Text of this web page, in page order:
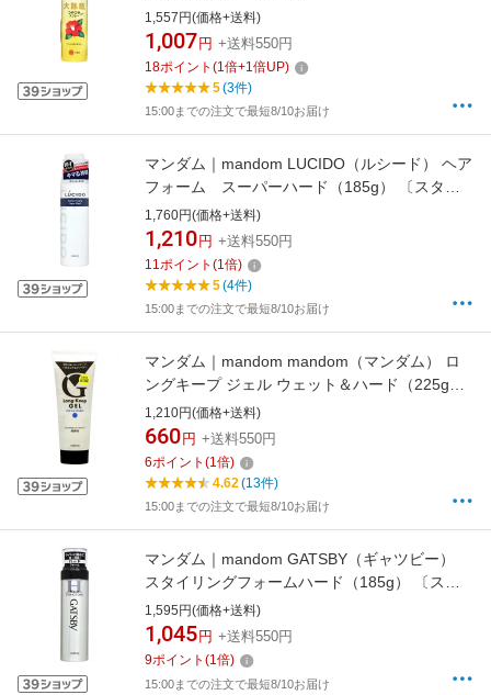
1,557円(価格+送料)
1,007 円 +送料550円
18ポイント (1倍+1倍UP)
5(3件)
15:00までの注文で最短8/10お届け
マンダム｜mandom LUCIDO（ルシード） ヘア
フォーム スーパーハード（185g） 〔スタイ
リング剤〕【rb_pcp】
1,760円(価格+送料)
1,210 円 +送料550円
11ポイント (1倍)
5(4件)
15:00までの注文で最短8/10お届け
マンダム｜mandom mandom（マンダム） ロ
ングキープ ジェル ウェット＆ハード（225g）
〔スタイリング剤〕【rb_pcp】
1,210円(価格+送料)
660 円 +送料550円
6ポイント (1倍)
4.62(13件)
15:00までの注文で最短8/10お届け
マンダム｜mandom GATSBY（ギャツビー）
スタイリングフォームハード（185g） 〔スタ
イリング剤〕【rb_pcp】
1,595円(価格+送料)
1,045 円 +送料550円
9ポイント (1倍)
15:00までの注文で最短8/10お届け